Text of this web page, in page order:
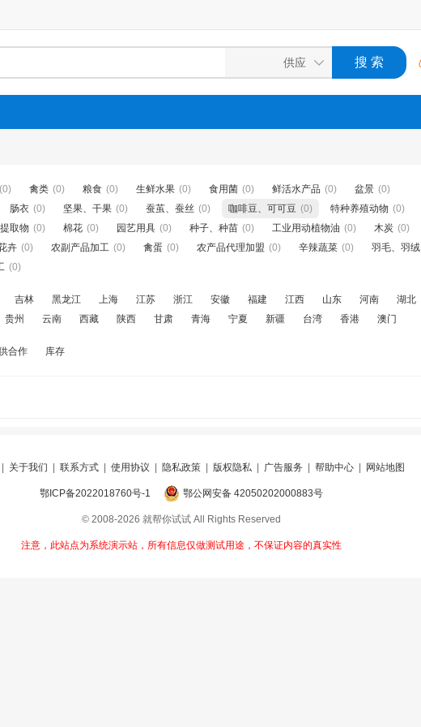
(0) 禽类 (0) 粮食 (0) 生鲜水果 (0) 食用菌 (0) 鲜活水产品 (0) 盆景 (0)
肠衣 (0) 坚果、干果 (0) 蚕茧、蚕丝 (0) 咖啡豆、可可豆 (0) 特种养殖动物 (0)
取物 (0) 棉花 (0) 园艺用具 (0) 种子、种苗 (0) 工业用动植物油 (0) 木炭 (0)
卉 (0) 农副产品加工 (0) 禽蛋 (0) 农产品代理加盟 (0) 辛辣蔬菜 (0) 羽毛、羽绒
(0)
吉林 黑龙江 上海 江苏 浙江 安徽 福建 江西 山东 河南
湖北
贵州
云南 西藏 陕西 甘肃 青海 宁夏 新疆 台湾 香港 澳门
合作 库存
关于我们 联系方式 使用协议 隐私政策 版权隐私 广告服务 帮助中心 网站地图
鄂ICP备2022018760号-1 鄂公网安备 42050202000883号
© 2008-2026 就帮你试试 All Rights Reserved
注意，此站点为系统演示站，所有信息仅做测试用途，不保证内容的真实性